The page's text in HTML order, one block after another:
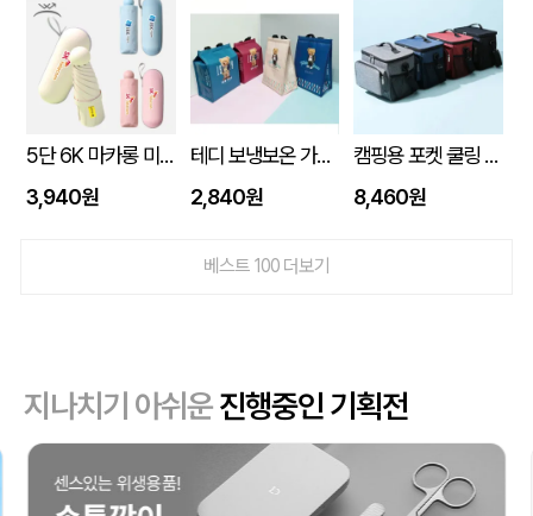
5단 6K 마카롱 미니 UV 양우산
3,940원
테디 보냉보온 가방 10L (270x170x350mm)
2,840원
캠핑용 포켓 쿨링 300D PEVA 보냉 쿨링 방수백
8,460원
베스트 100 더보기
지나치기 아쉬운진행중인 기획전